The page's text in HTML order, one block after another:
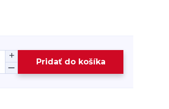
Pridať do košíka